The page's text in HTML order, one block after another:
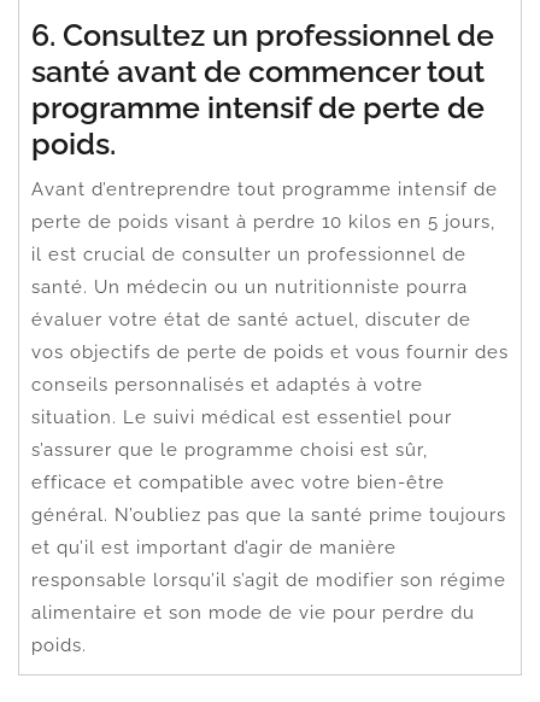
6. Consultez un professionnel de
santé avant de commencer tout
programme intensif de perte de
poids.
Avant d’entreprendre tout programme intensif de
perte de poids visant à perdre 10 kilos en 5 jours,
il est crucial de consulter un professionnel de
santé. Un médecin ou un nutritionniste pourra
évaluer votre état de santé actuel, discuter de
vos objectifs de perte de poids et vous fournir des
conseils personnalisés et adaptés à votre
situation. Le suivi médical est essentiel pour
s’assurer que le programme choisi est sûr,
efficace et compatible avec votre bien-être
général. N’oubliez pas que la santé prime toujours
et qu’il est important d’agir de manière
responsable lorsqu’il s’agit de modifier son régime
alimentaire et son mode de vie pour perdre du
poids.